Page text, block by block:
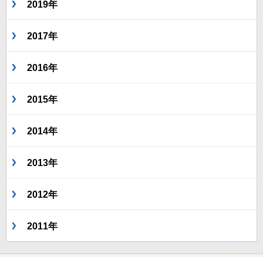
2019年
2017年
2016年
2015年
2014年
2013年
2012年
2011年